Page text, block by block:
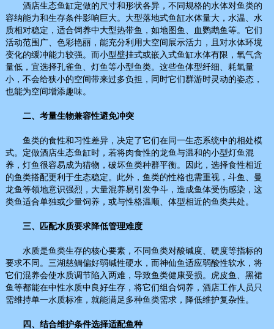
酒店生态鱼缸定做的尺寸和形状各异，不同规格的水体对鱼类的
容纳能力和生存条件影响巨大。大型落地式鱼缸水体量大，水温、水
质相对稳定，适合饲养中大型热带鱼，如地图鱼、血鹦鹉鱼等。它们
活动范围广、色彩艳丽，能充分利用大空间展示活力，且对水体环境
变化的缓冲能力较强。而小型壁挂式或嵌入式鱼缸水体有限，氧气含
量低，宜选择孔雀鱼、灯鱼等小型鱼类。这些鱼体型纤细、耗氧量
小，不会给狭小的空间带来过多负担，同时它们群游时灵动的姿态，
也能为空间增添趣味。
二、考量生物兼容性避免冲突
鱼类的食性和习性差异，决定了它们在同一生态系统中的相处模
式。定做酒店生态鱼缸时，若将肉食性的龙鱼与温和的小型灯鱼混
养，灯鱼很容易成为猎物，破坏鱼类种群平衡。因此，选择食性相近
的鱼类搭配更利于生态稳定。此外，鱼类的性格也需重视，斗鱼、曼
龙鱼等领地意识强烈，大量混养易引发争斗，造成鱼体受伤感染，这
类鱼适合单独或少量饲养，或与性格温顺、体型相近的鱼类共处。
三、匹配水质要求降低管理难度
水质是鱼类生存的核心要素，不同鱼类对酸碱度、硬度等指标的
要求不同。三湖慈鲷偏好弱碱性硬水，而神仙鱼适应弱酸性软水，将
它们混养会使水质调节陷入两难，导致鱼类健康受损。虎皮鱼、黑裙
鱼等都能在中性水质中良好生存，将它们组合饲养，酒店工作人员只
需维持单一水质标准，就能满足多种鱼类需求，降低维护复杂性。
四、结合维护条件选择适配鱼种